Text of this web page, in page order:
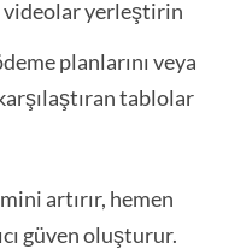
videolar yerleştirin
planlarını veya
tablolar
artırır, hemen
güven oluşturur.